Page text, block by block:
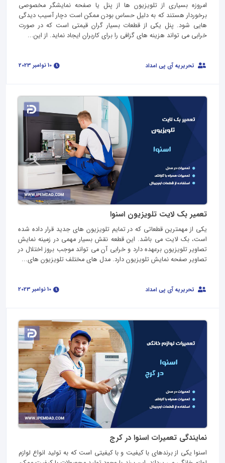
امروزه بسیاری از تلویزیون ها از پنل یا صفحه نمایشگر مخصوصی
برخوردار هستند که به دلیل حساس بودن ممکن است دچار آسیب دیدگی
هایی شود. پنل یکی از قطعات بسیار گران قیمتی است که در صورت
خرابی می تواند هزینه های گزافی را برای کاربران ایجاد نماید. از این...
تحریریه آی پی امداد
تعمیر بک لایت تلویزیون اسنوا
یکی از مهمترین قطعاتی که در تمایم تلویزیون های جدید قرار داده شده
است، بک لایت می باشد. این قطعه نقش بسیار مهمی در زمینه نمایش
تصاویر تلویزیون برعهده دارد و خرابی آن می تواند موجب بروز اختلال در
تصاویر صفحه نمایش تلویزیون دارد. مدل های مختلف تلویزیون های...
تحریریه آی پی امداد
نمایندگی تعمیرات اسنوا در کرج
اسنوا یکی از برندهای با کیفیت و با کیفیتی است که به تولید انواع لوازم